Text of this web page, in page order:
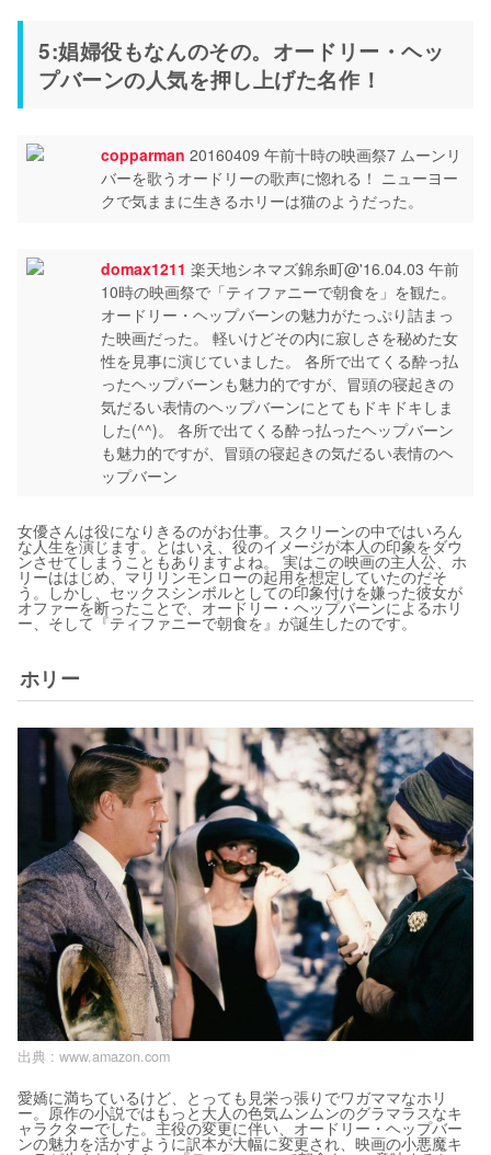
5:娼婦役もなんのその。オードリー・ヘッ
プバーンの人気を押し上げた名作！
copparman 20160409 午前十時の映画祭7 ムーンリ
バーを歌うオードリーの歌声に惚れる！ ニューヨー
クで気ままに生きるホリーは猫のようだった。
domax1211 楽天地シネマズ錦糸町@'16.04.03 午前
10時の映画祭で「ティファニーで朝食を」を観た。
オードリー・ヘップバーンの魅力がたっぷり詰まっ
た映画だった。 軽いけどその内に寂しさを秘めた女
性を見事に演じていました。 各所で出てくる酔っ払
ったヘップバーンも魅力的ですが、冒頭の寝起きの
気だるい表情のヘップバーンにとてもドキドキしま
した(^^)。 各所で出てくる酔っ払ったヘップバーン
も魅力的ですが、冒頭の寝起きの気だるい表情のヘ
ップバーン
女優さんは役になりきるのがお仕事。スクリーンの中ではいろん
な人生を演じます。とはいえ、役のイメージが本人の印象をダウ
ンさせてしまうこともありますよね。 実はこの映画の主人公、ホ
リーははじめ、マリリンモンローの起用を想定していたのだそ
う。しかし、セックスシンボルとしての印象付けを嫌った彼女が
オファーを断ったことで、オードリー・ヘップバーンによるホリ
ー、そして『ティファニーで朝食を』が誕生したのです。
ホリー
出典 : www.amazon.com
愛嬌に満ちているけど、とっても見栄っ張りでワガママなホリ
ー。原作の小説ではもっと大人の色気ムンムンのグラマラスなキ
ャラクターでした。主役の変更に伴い、オードリー・ヘップバー
ンの魅力を活かすように訳本が大幅に変更され、映画の小悪魔キ